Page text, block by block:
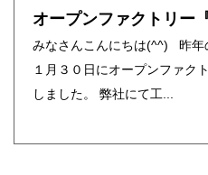
オープンファクトリー
みなさんこんにちは(^^) 昨年
１月３０日にオープンファク
しました。 弊社にて工...